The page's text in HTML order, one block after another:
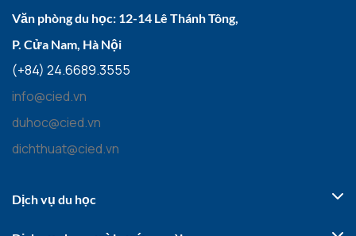
Văn phòng du học: 12-14 Lê Thánh Tông,
P. Cửa Nam, Hà Nội
(+84) 24.6689.3555
info@cied.vn
duhoc@cied.vn
dichthuat@cied.vn
Dịch vụ du học